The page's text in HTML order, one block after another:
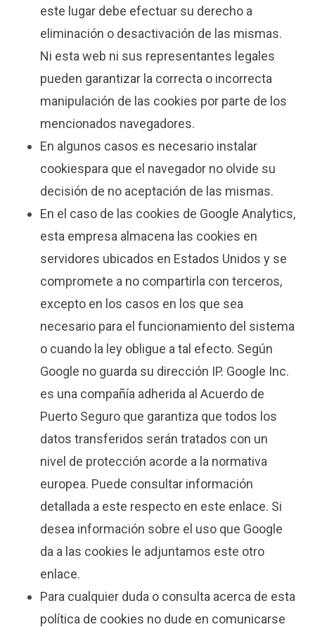
este lugar debe efectuar su derecho a
eliminación o desactivación de las mismas.
Ni esta web ni sus representantes legales
pueden garantizar la correcta o incorrecta
manipulación de las cookies por parte de los
mencionados navegadores.
En algunos casos es necesario instalar
cookiespara que el navegador no olvide su
decisión de no aceptación de las mismas.
En el caso de las cookies de Google Analytics,
esta empresa almacena las cookies en
servidores ubicados en Estados Unidos y se
compromete a no compartirla con terceros,
excepto en los casos en los que sea
necesario para el funcionamiento del sistema
o cuando la ley obligue a tal efecto. Según
Google no guarda su dirección IP. Google Inc.
es una compañía adherida al Acuerdo de
Puerto Seguro que garantiza que todos los
datos transferidos serán tratados con un
nivel de protección acorde a la normativa
europea. Puede consultar información
detallada a este respecto en este enlace. Si
desea información sobre el uso que Google
da a las cookies le adjuntamos este otro
enlace.
Para cualquier duda o consulta acerca de esta
política de cookies no dude en comunicarse